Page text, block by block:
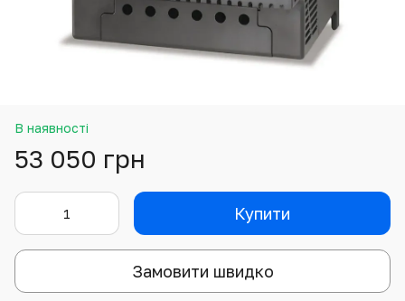
В наявності
53 050 грн
Купити
Замовити швидко